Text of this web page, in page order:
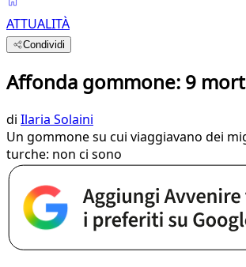
ATTUALITÀ
Condividi
Affonda gommone: 9
di Ilaria Solaini
Un gommone su cui viaggiavano dei
turche: non ci sono